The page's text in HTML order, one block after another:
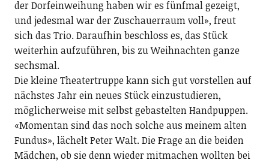
der Dorfeinweihung haben wir es fünfmal gezeigt,
und jedesmal war der Zuschauerraum voll», freut
sich das Trio. Daraufhin beschloss es, das Stück
weiterhin aufzuführen, bis zu Weihnachten ganze
sechsmal.
Die kleine Theatertruppe kann sich gut vorstellen auf
nächstes Jahr ein neues Stück einzustudieren,
möglicherweise mit selbst gebastelten Handpuppen.
«Momentan sind das noch solche aus meinem alten
Fundus», lächelt Peter Walt. Die Frage an die beiden
Mädchen, ob sie denn wieder mitmachen wollten bei